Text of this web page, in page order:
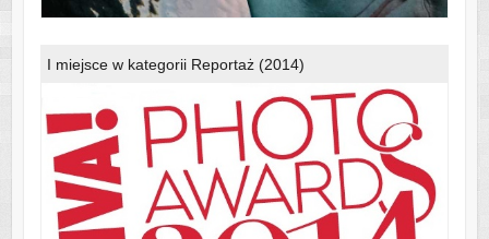
I miejsce w kategorii Reportaż (2014)